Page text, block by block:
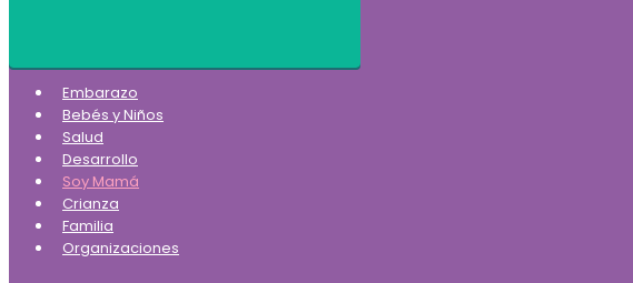
Embarazo
Bebés y Niños
Salud
Desarrollo
Soy Mamá
Crianza
Familia
Organizaciones